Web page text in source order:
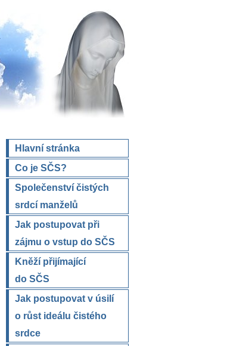
Hlavní stránka
Co je SČS?
Společenství čistých
srdcí manželů
Jak postupovat při
zájmu o vstup do SČS
Kněží přijímající
do SČS
Jak postupovat v úsilí
o růst ideálu čistého
srdce